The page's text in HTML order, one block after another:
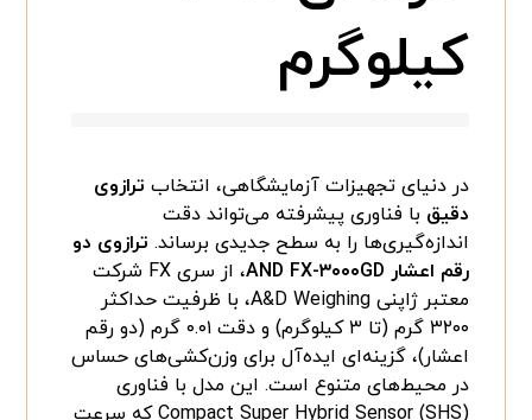
کیلوگرم
در دنیای تجهیزات آزمایشگاهی، انتخاب ترازوی
دقیق با فناوری پیشرفته می‌تواند دقت
اندازه‌گیری‌ها را به سطح جدیدی برساند. ترازوی دو
رقم اعشار AND FX-۳۰۰۰GD
، از سری FX شرکت
معتبر ژاپنی A&D Weighing، با ظرفیت حداکثر
۳۲۰۰ گرم (تا ۳ کیلوگرم) و دقت ۰.۰۱ گرم (دو رقم
اعشار)، گزینه‌ای ایده‌آل برای وزن‌کشی‌های حساس
در محیط‌های متنوع است. این مدل با فناوری
Compact Super Hybrid Sensor (SHS) که سرعت